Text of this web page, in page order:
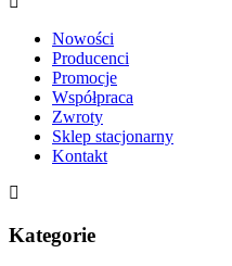
Nowości
Producenci
Promocje
Współpraca
Zwroty
Sklep stacjonarny
Kontakt
Kategorie